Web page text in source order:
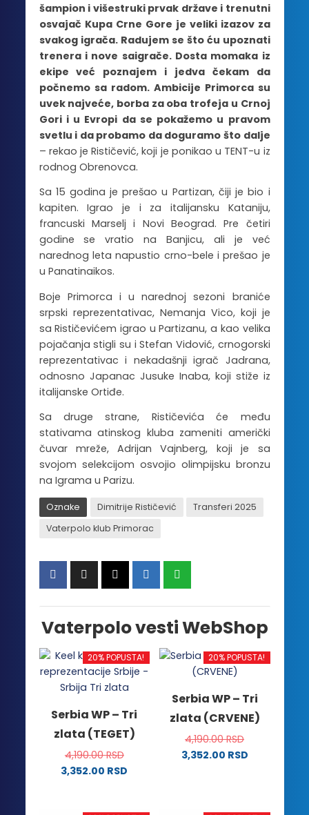
šampion i višestruki prvak države i trenutni
osvajač Kupa Crne Gore je veliki izazov za
svakog igrača. Radujem se što ću upoznati
trenera i nove saigrače. Dosta momaka iz
ekipe već poznajem i jedva čekam da
počnemo sa radom. Ambicije Primorca su
uvek najveće, borba za oba trofeja u Crnoj
Gori i u Evropi da se pokažemo u pravom
svetlu i da probamo da doguramo što dalje
– rekao je Rističević, koji je ponikao u TENT-u iz
rodnog Obrenovca.
Sa 15 godina je prešao u Partizan, čiji je bio i
kapiten. Igrao je i za italijansku Kataniju,
francuski Marselj i Novi Beograd. Pre četiri
godine se vratio na Banjicu, ali je već
narednog leta napustio crno-bele i prešao je
u Panatinaikos.
Boje Primorca i u narednoj sezoni braniće
srpski reprezentativac, Nemanja Vico, koji je
sa Rističevićem igrao u Partizanu, a kao velika
pojačanja stigli su i Stefan Vidović, crnogorski
reprezentativac i nekadašnji igrač Jadrana,
odnosno Japanac Jusuke Inaba, koji stiže iz
italijanske Ortiđe.
Sa druge strane, Rističevića će među
stativama atinskog kluba zameniti američki
čuvar mreže, Adrijan Vajnberg, koji je sa
svojom selekcijom osvojio olimpijsku bronzu
na Igrama u Parizu.
Oznake Dimitrije Rističević
Transferi 2025
Vaterpolo klub Primorac
Vaterpolo vesti WebShop
20% POPUSTA!
Serbia WP – Tri
zlata (TEGET)
4,190.00RSD
3,352.00 RSD
20% POPUSTA!
Serbia WP – Tri
zlata (CRVENE)
4,190.00RSD
3,352.00 RSD